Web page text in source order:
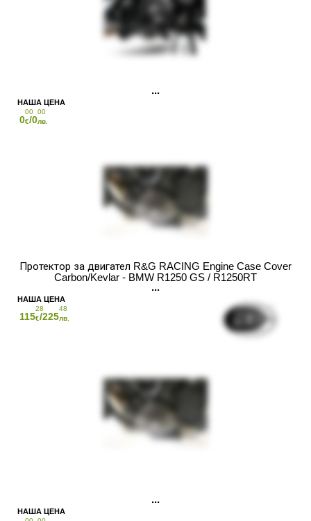
0
00
€/0
00
лв.
Протектор за двигател R&G RACING Engine Case Cover
Carbon/Kevlar - BMW R1250 GS / R1250RT
115
28
€/225
48
лв.